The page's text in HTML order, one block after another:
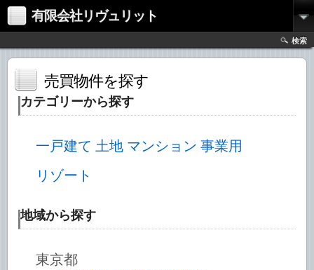
有限会社リヴュリット
検索
売買物件を探す
カテゴリーから探す
一戸建て 土地 マンション 事業用
リゾート
地域から探す
東京都